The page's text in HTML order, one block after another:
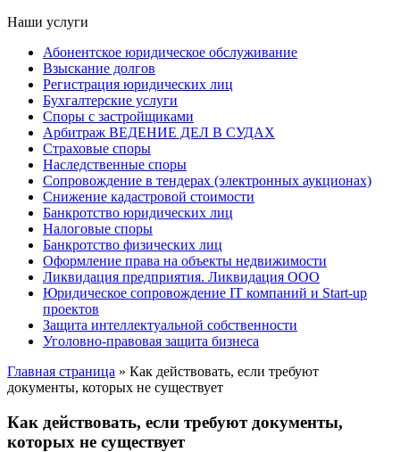
Наши услуги
Абонентское юридическое обслуживание
Взыскание долгов
Регистрация юридических лиц
Бухгалтерские услуги
Споры с застройщиками
Арбитраж ВЕДЕНИЕ ДЕЛ В СУДАХ
Страховые споры
Наследственные споры
Сопровождение в тендерах (электронных аукционах)
Снижение кадастровой стоимости
Банкротство юридических лиц
Налоговые споры
Банкротство физических лиц
Оформление права на объекты недвижимости
Ликвидация предприятия. Ликвидация ООО
Юридическое сопровождение IT компаний и Start-up
проектов
Защита интеллектуальной собственности
Уголовно-правовая защита бизнеса
Главная страница » Как действовать, если требуют
документы, которых не существует
Как действовать, если требуют документы,
которых не существует